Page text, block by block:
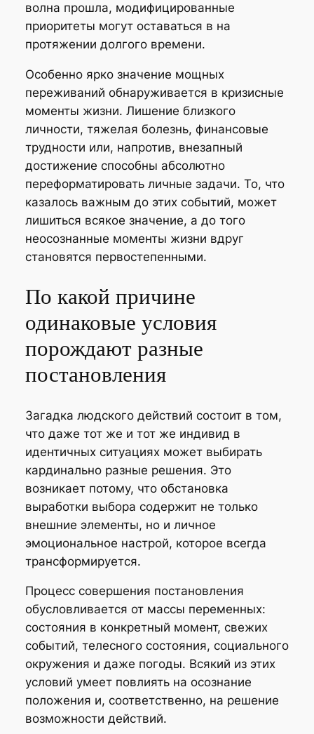
волна прошла, модифицированные
приоритеты могут оставаться в на
протяжении долгого времени.
Особенно ярко значение мощных
переживаний обнаруживается в кризисные
моменты жизни. Лишение близкого
личности, тяжелая болезнь, финансовые
трудности или, напротив, внезапный
достижение способны абсолютно
переформатировать личные задачи. То, что
казалось важным до этих событий, может
лишиться всякое значение, а до того
неосознанные моменты жизни вдруг
становятся первостепенными.
По какой причине
одинаковые условия
порождают разные
постановления
Загадка людского действий состоит в том,
что даже тот же и тот же индивид в
идентичных ситуациях может выбирать
кардинально разные решения. Это
возникает потому, что обстановка
выработки выбора содержит не только
внешние элементы, но и личное
эмоциональное настрой, которое всегда
трансформируется.
Процесс совершения постановления
обусловливается от массы переменных:
состояния в конкретный момент, свежих
событий, телесного состояния, социального
окружения и даже погоды. Всякий из этих
условий умеет повлиять на осознание
положения и, соответственно, на решение
возможности действий.